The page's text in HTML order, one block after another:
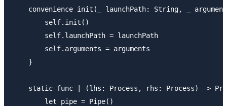
convenience init(_ launchPath: String, _
        self.init()
        self.launchPath = launchPath
        self.arguments = arguments
    }
static func | (lhs: Process, rhs: Process) ->
        let pipe = Pipe()